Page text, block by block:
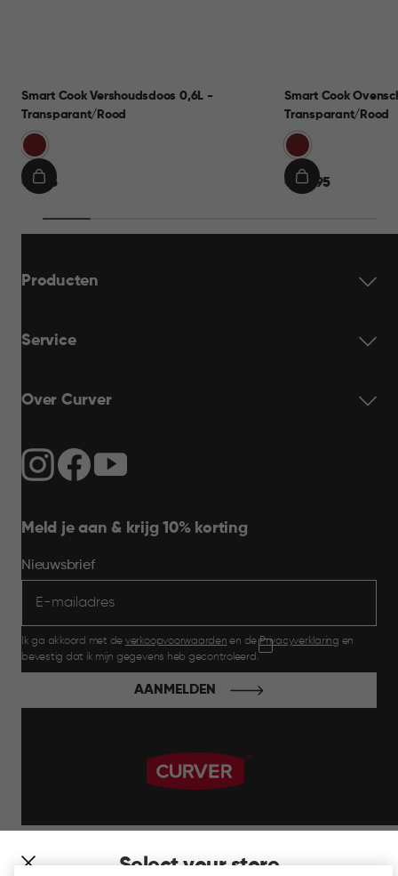
Select your store
Smart Cook Vershoudsdoos 0,6L -
Transparant/Rood
Rood
€€ 9,95
IN
Smart Cook
Transparant/Rood
Rood
€€ 24,95
IN
Producten
Service
Over Curver
Meld je aan & krijg 10% korting
Nieuwsbrief
Ik ga akkoord met de verkoopvoorwaarden en dePrivacyverklaring en
bevestig dat ik mijn gegevens heb gecontroleerd.
AANMELDEN